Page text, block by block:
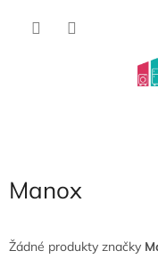
Manox
Žádné produkty značky